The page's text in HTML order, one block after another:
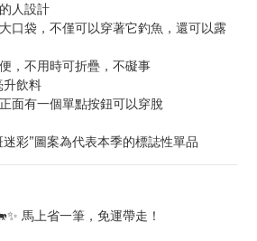
人設計
口袋，不僅可以穿著它釣魚，還可以露
，不用時可折疊，不礙事
飲料
面有一個單點按鈕可以穿脫
彩”圖案為代表本季的標誌性單品
馬上省一筆，免運帶走！